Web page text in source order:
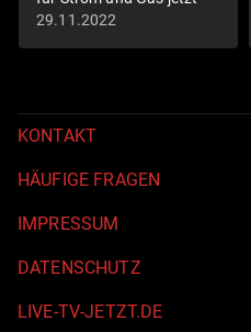
normal?
29.11.2022
KONTAKT
HÄUFIGE FRAGEN
IMPRESSUM
DATENSCHUTZ
LIVE-TV-JETZT.DE